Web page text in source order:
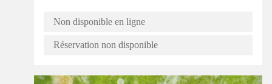
Non disponible en ligne
Réservation non disponible